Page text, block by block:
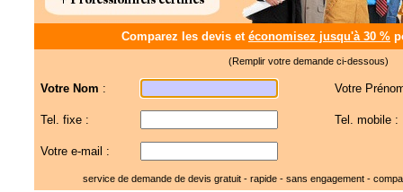
Comparez les devis et économisez jusqu'à 30 %
(Remplir votre demande ci-dessous)
Votre Nom : Votre
Tel. fixe : Tel. mobile :
Votre e-mail :
service de demande de devis gratuit - rapide - sans engagement -